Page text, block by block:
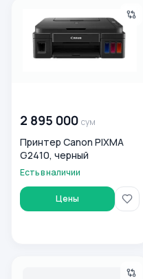
2 895 000 сум
Принтер Canon PIXMA
G2410, черный
Есть в наличии
Цены